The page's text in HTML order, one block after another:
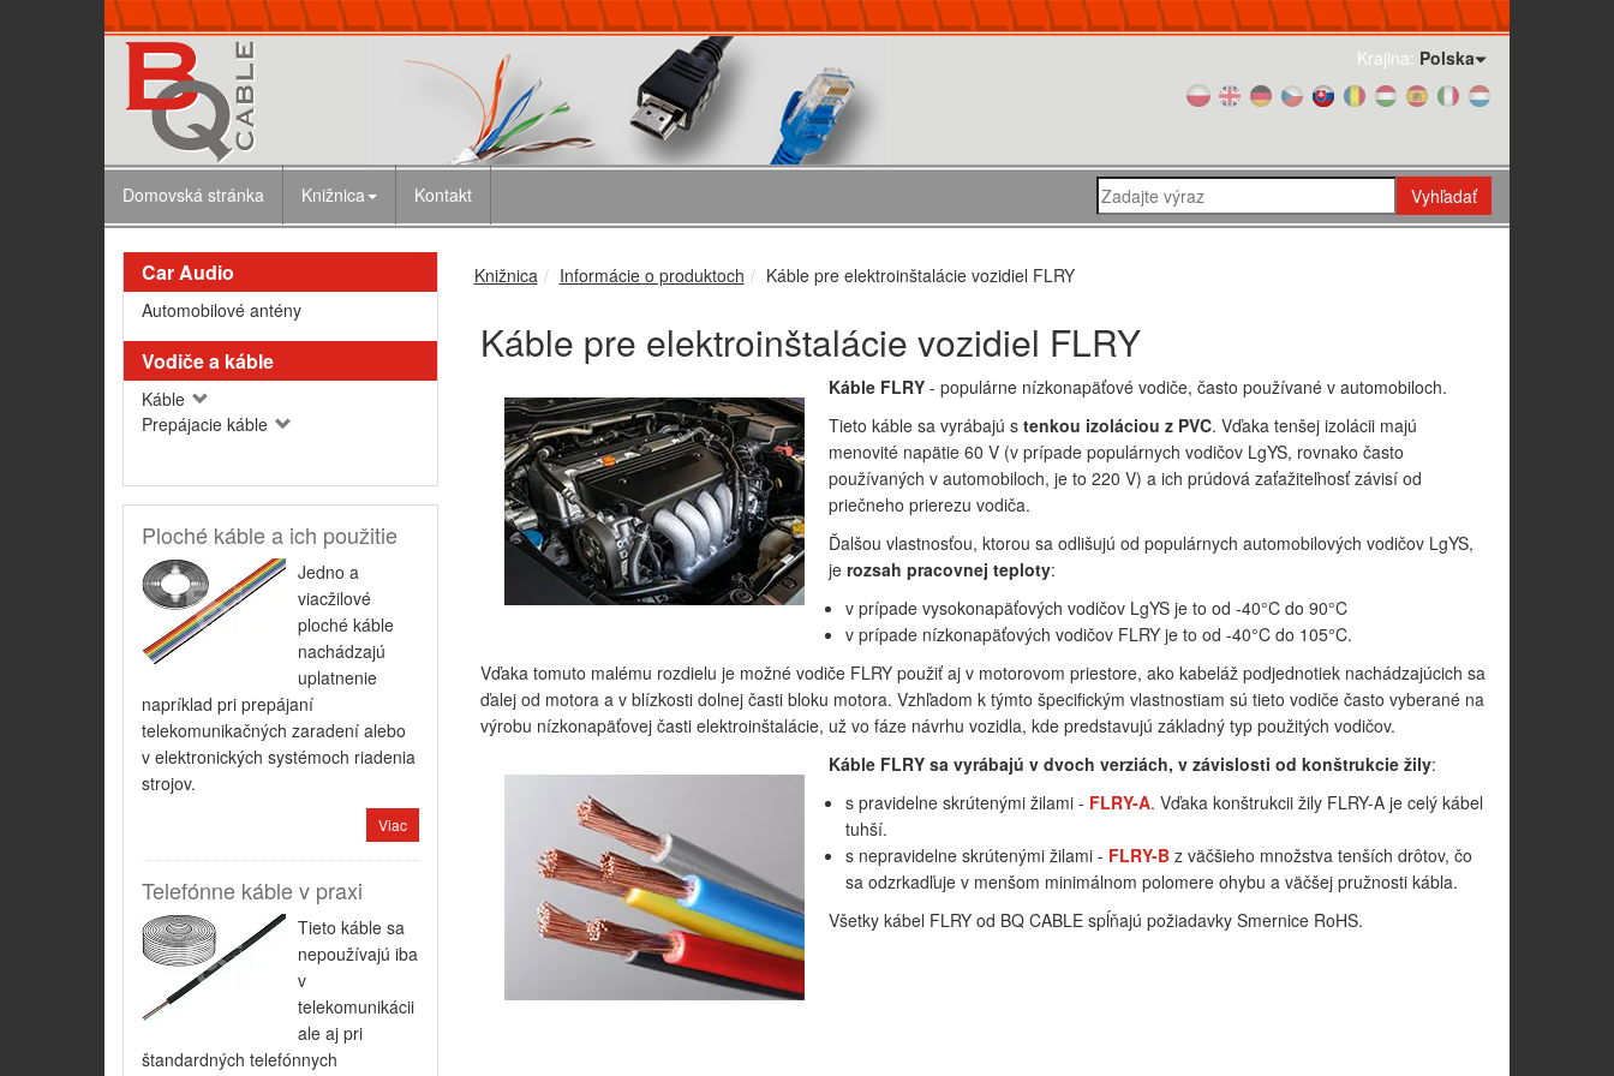
Krajina: Polska
Domovská stránka Knižnica Kontakt Vyhľadať
Car Audio
Automobilové antény
Vodiče a káble
Káble
Prepájacie káble
Ploché káble a ich použitie
Jedno a
viacžilové
ploché káble
nachádzajú
uplatnenie
napríklad pri prepájaní
telekomunikačných zaradení alebo
v elektronických systémoch riadenia
strojov.
Viac
Telefónne káble v praxi
Tieto káble sa
nepoužívajú iba
v
telekomunikácii
ale aj pri
štandardných telefónnych
Knižnica Informácie o produktoch Káble pre elektroinštalácie vozidiel FLRY
Káble pre elektroinštalácie vozidiel FLRY
Káble FLRY- populárne nízkonapäťové vodiče, často používané v automobiloch.
Tieto káble sa vyrábajú s tenkou izoláciou z PVC. Vďaka tenšej izolácii majú
menovité napätie 60 V (v prípade populárnych vodičov LgYS, rovnako často
používaných v automobiloch, je to 220 V) a ich prúdová zaťažiteľnosť závisí od
priečneho prierezu vodiča.
Ďalšou vlastnosťou, ktorou sa odlišujú od populárnych automobilových vodičov LgYS,
je rozsah pracovnej teploty:
v prípade vysokonapäťových vodičov LgYS je to od -40°C do 90°C
v prípade nízkonapäťových vodičov FLRY je to od -40°C do 105°C.
Vďaka tomuto malému rozdielu je možné vodiče FLRY použiť aj v motorovom priestore, ako kabeláž podjednotiek nachádzajúcich sa
ďalej od motora a v blízkosti dolnej časti bloku motora. Vzhľadom k týmto špecifickým vlastnostiam sú tieto vodiče často vyberané na
výrobu nízkonapäťovej časti elektroinštalácie, už vo fáze návrhu vozidla, kde predstavujú základný typ použitých vodičov.
Káble FLRY sa vyrábajú v dvoch verziách, v závislosti od konštrukcie žily:
s pravidelne skrútenými žilami - FLRY-A. Vďaka konštrukcii žily FLRY-A je celý kábel
tuhší.
s nepravidelne skrútenými žilami - FLRY-Bz väčšieho množstva tenších drôtov, čo
sa odzrkadľuje v menšom minimálnom polomere ohybu a väčšej pružnosti kábla.
Všetky kábel FLRY od BQ CABLE spĺňajú požiadavky Smernice RoHS.